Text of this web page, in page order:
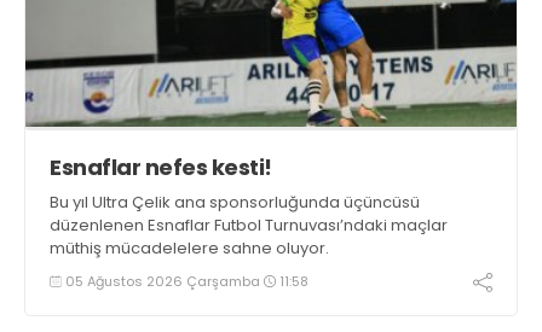
Esnaflar nefes kesti!
Bu yıl Ultra Çelik ana sponsorluğunda üçüncüsü
düzenlenen Esnaflar Futbol Turnuvası’ndaki maçlar
müthiş mücadelelere sahne oluyor.
05 Ağustos 2026 Çarşamba 11:58